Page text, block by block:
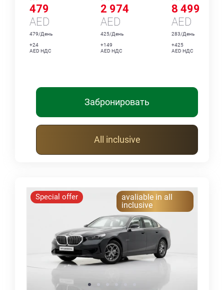
479
AED
479/День
+24
AED НДС
2 974
AED
425/День
+149
AED НДС
8 499
AED
283/День
+425
AED НДС
Забронировать
All inclusive
Special offer
avaliable in all
inclusive